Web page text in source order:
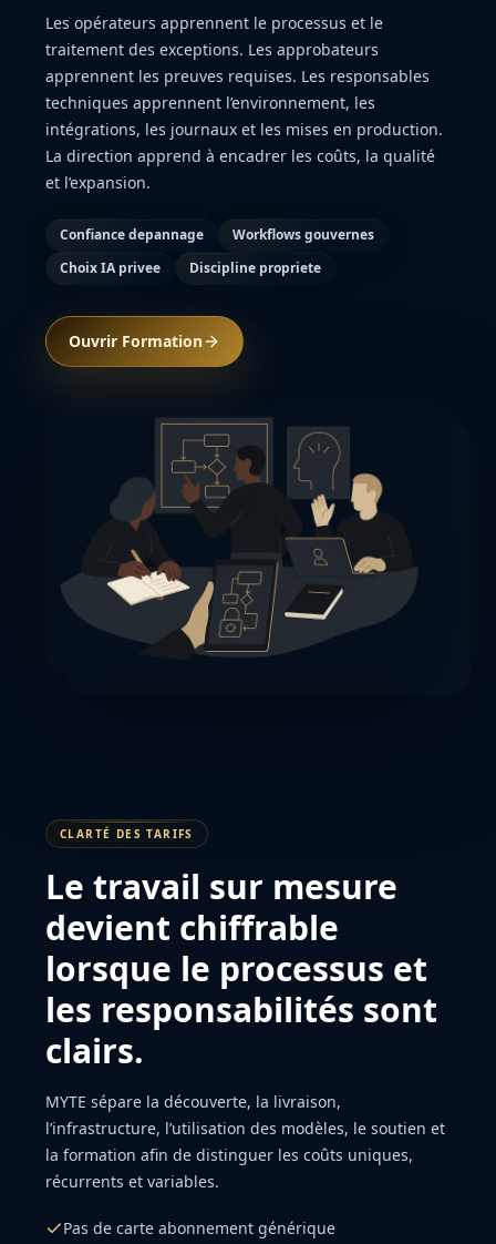
Les opérateurs apprennent le processus et le
traitement des exceptions. Les approbateurs
apprennent les preuves requises. Les responsables
techniques apprennent l’environnement, les
intégrations, les journaux et les mises en production.
La direction apprend à encadrer les coûts, la qualité
et l’expansion.
Confiance depannage
Workflows gouvernes
Choix IA privee
Discipline propriete
Ouvrir Formation
CLARTÉ DES TARIFS
Le travail sur mesure
devient chiffrable
lorsque le processus et
les responsabilités sont
clairs.
MYTE sépare la découverte, la livraison,
l’infrastructure, l’utilisation des modèles, le soutien et
la formation afin de distinguer les coûts uniques,
récurrents et variables.
Pas de carte abonnement générique